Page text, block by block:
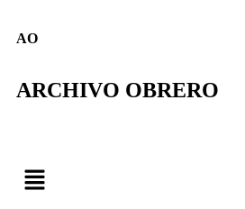
AO
ARCHIVO OBRERO